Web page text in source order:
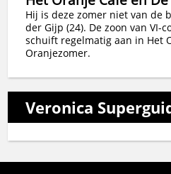
Hij is deze zomer niet van de
der Gijp (24). De zoon van VI-
schuift regelmatig aan in Het
Oranjezomer.
Veronica